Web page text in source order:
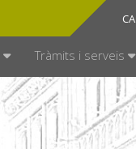
CA
ES
Tràmits i serveis